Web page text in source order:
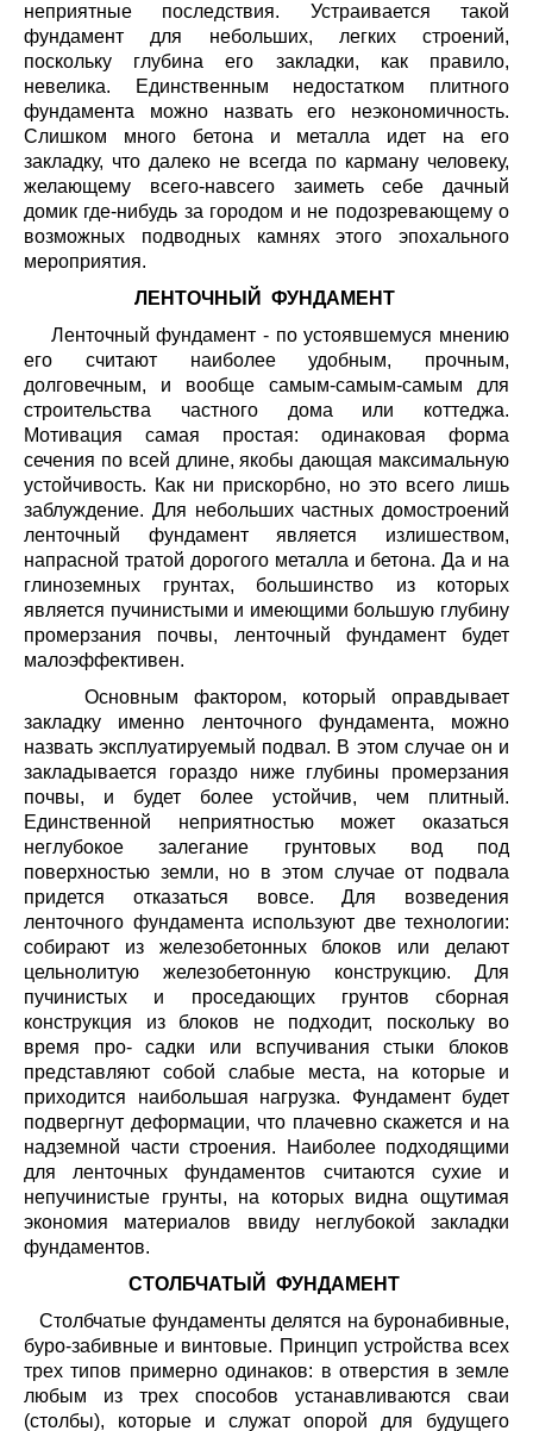
неприятные последствия. Устраивается такой
фундамент для небольших, легких строений,
поскольку глубина его закладки, как правило,
невелика. Единственным недостатком плитного
фундамента можно назвать его неэкономичность.
Слишком много бетона и металла идет на его
закладку, что далеко не всегда по карману человеку,
желающему всего-навсего заиметь себе дачный
домик где-нибудь за городом и не подозревающему о
возможных подводных камнях этого эпохального
мероприятия.
ЛЕНТОЧНЫЙ ФУНДАМЕНТ
Ленточный фундамент - по устоявшемуся мнению
его считают наиболее удобным, прочным,
долговечным, и вообще самым-самым-самым для
строительства частного дома или коттеджа.
Мотивация самая простая: одинаковая форма
сечения по всей длине, якобы дающая максимальную
устойчивость. Как ни прискорбно, но это всего лишь
заблуждение. Для небольших частных домостроений
ленточный фундамент является излишеством,
напрасной тратой дорогого металла и бетона. Да и на
глиноземных грунтах, большинство из которых
является пучинистыми и имеющими большую глубину
промерзания почвы, ленточный фундамент будет
малоэффективен.
Основным фактором, который оправдывает
закладку именно ленточного фундамента, можно
назвать эксплуатируемый подвал. В этом случае он и
закладывается гораздо ниже глубины промерзания
почвы, и будет более устойчив, чем плитный.
Единственной неприятностью может оказаться
неглубокое залегание грунтовых вод под
поверхностью земли, но в этом случае от подвала
придется отказаться вовсе. Для возведения
ленточного фундамента используют две технологии:
собирают из железобетонных блоков или делают
цельнолитую железобетонную конструкцию. Для
пучинистых и проседающих грунтов сборная
конструкция из блоков не подходит, поскольку во
время про- садки или вспучивания стыки блоков
представляют собой слабые места, на которые и
приходится наибольшая нагрузка. Фундамент будет
подвергнут деформации, что плачевно скажется и на
надземной части строения. Наиболее подходящими
для ленточных фундаментов считаются сухие и
непучинистые грунты, на которых видна ощутимая
экономия материалов ввиду неглубокой закладки
фундаментов.
СТОЛБЧАТЫЙ ФУНДАМЕНТ
Столбчатые фундаменты делятся на буронабивные,
буро-забивные и винтовые. Принцип устройства всех
трех типов примерно одинаков: в отверстия в земле
любым из трех способов устанавливаются сваи
(столбы), которые и служат опорой для будущего